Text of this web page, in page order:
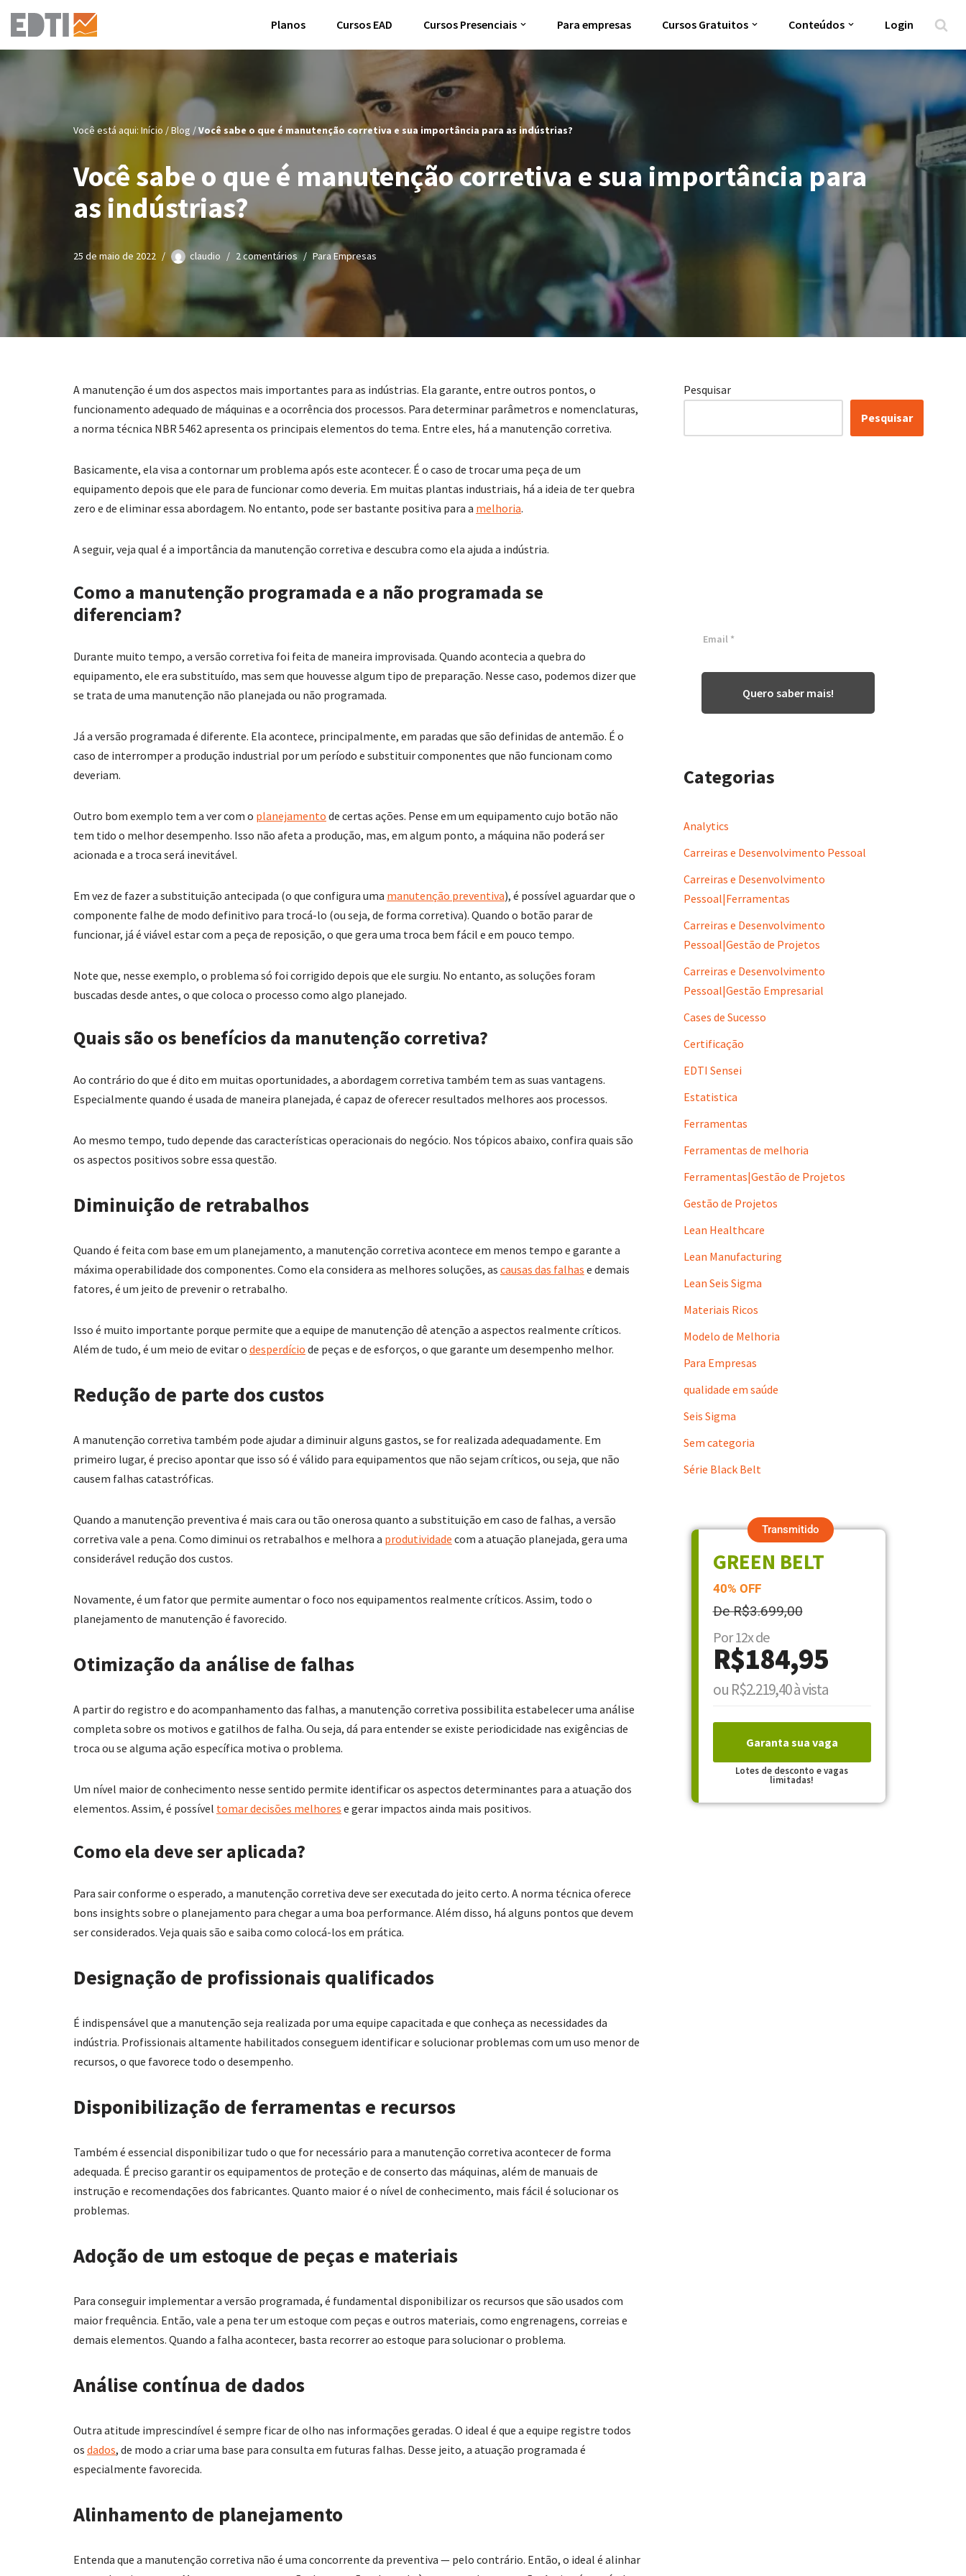
Pular
para
Planos Cursos EAD Cursos Presenciais Para empresas Cursos Gratuitos Conteúdos Login
Você está aqui: Início /Blog /Você sabe o que é manutenção corretiva e sua importância para as indústrias?
Você sabe o que é manutenção corretiva e sua importância para
as indústrias?
25 de maio de 2022 claudio 2 comentários Para Empresas
A manutenção é um dos aspectos mais importantes para as indústrias. Ela garante, entre outros pontos, o
funcionamento adequado de máquinas e a ocorrência dos processos. Para determinar parâmetros e nomenclaturas,
a norma técnica NBR 5462 apresenta os principais elementos do tema. Entre eles, há a manutenção corretiva.
Basicamente, ela visa a contornar um problema após este acontecer. É o caso de trocar uma peça de um
equipamento depois que ele para de funcionar como deveria. Em muitas plantas industriais, há a ideia de ter quebra
zero e de eliminar essa abordagem. No entanto, pode ser bastante positiva para a melhoria.
A seguir, veja qual é a importância da manutenção corretiva e descubra como ela ajuda a indústria.
Como a manutenção programada e a não programada se
diferenciam?
Durante muito tempo, a versão corretiva foi feita de maneira improvisada. Quando acontecia a quebra do
equipamento, ele era substituído, mas sem que houvesse algum tipo de preparação. Nesse caso, podemos dizer que
se trata de uma manutenção não planejada ou não programada.
Já a versão programada é diferente. Ela acontece, principalmente, em paradas que são definidas de antemão. É o
caso de interromper a produção industrial por um período e substituir componentes que não funcionam como
deveriam.
Outro bom exemplo tem a ver com o planejamento de certas ações. Pense em um equipamento cujo botão não
tem tido o melhor desempenho. Isso não afeta a produção, mas, em algum ponto, a máquina não poderá ser
acionada e a troca será inevitável.
Em vez de fazer a substituição antecipada (o que configura uma manutenção preventiva), é possível aguardar que o
componente falhe de modo definitivo para trocá-lo (ou seja, de forma corretiva). Quando o botão parar de
funcionar, já é viável estar com a peça de reposição, o que gera uma troca bem fácil e em pouco tempo.
Note que, nesse exemplo, o problema só foi corrigido depois que ele surgiu. No entanto, as soluções foram
buscadas desde antes, o que coloca o processo como algo planejado.
Quais são os benefícios da manutenção corretiva?
Ao contrário do que é dito em muitas oportunidades, a abordagem corretiva também tem as suas vantagens.
Especialmente quando é usada de maneira planejada, é capaz de oferecer resultados melhores aos processos.
Ao mesmo tempo, tudo depende das características operacionais do negócio. Nos tópicos abaixo, confira quais são
os aspectos positivos sobre essa questão.
Diminuição de retrabalhos
Quando é feita com base em um planejamento, a manutenção corretiva acontece em menos tempo e garante a
máxima operabilidade dos componentes. Como ela considera as melhores soluções, as causas das falhas e demais
fatores, é um jeito de prevenir o retrabalho.
Isso é muito importante porque permite que a equipe de manutenção dê atenção a aspectos realmente críticos.
Além de tudo, é um meio de evitar o desperdício de peças e de esforços, o que garante um desempenho melhor.
Redução de parte dos custos
A manutenção corretiva também pode ajudar a diminuir alguns gastos, se for realizada adequadamente. Em
primeiro lugar, é preciso apontar que isso só é válido para equipamentos que não sejam críticos, ou seja, que não
causem falhas catastróficas.
Quando a manutenção preventiva é mais cara ou tão onerosa quanto a substituição em caso de falhas, a versão
corretiva vale a pena. Como diminui os retrabalhos e melhora a produtividade com a atuação planejada, gera uma
considerável redução dos custos.
Novamente, é um fator que permite aumentar o foco nos equipamentos realmente críticos. Assim, todo o
planejamento de manutenção é favorecido.
Otimização da análise de falhas
A partir do registro e do acompanhamento das falhas, a manutenção corretiva possibilita estabelecer uma análise
completa sobre os motivos e gatilhos de falha. Ou seja, dá para entender se existe periodicidade nas exigências de
troca ou se alguma ação específica motiva o problema.
Um nível maior de conhecimento nesse sentido permite identificar os aspectos determinantes para a atuação dos
elementos. Assim, é possível tomar decisões melhores e gerar impactos ainda mais positivos.
Como ela deve ser aplicada?
Para sair conforme o esperado, a manutenção corretiva deve ser executada do jeito certo. A norma técnica oferece
bons insights sobre o planejamento para chegar a uma boa performance. Além disso, há alguns pontos que devem
ser considerados. Veja quais são e saiba como colocá-los em prática.
Designação de profissionais qualificados
É indispensável que a manutenção seja realizada por uma equipe capacitada e que conheça as necessidades da
indústria. Profissionais altamente habilitados conseguem identificar e solucionar problemas com um uso menor de
recursos, o que favorece todo o desempenho.
Disponibilização de ferramentas e recursos
Também é essencial disponibilizar tudo o que for necessário para a manutenção corretiva acontecer de forma
adequada. É preciso garantir os equipamentos de proteção e de conserto das máquinas, além de manuais de
instrução e recomendações dos fabricantes. Quanto maior é o nível de conhecimento, mais fácil é solucionar os
problemas.
Adoção de um estoque de peças e materiais
Para conseguir implementar a versão programada, é fundamental disponibilizar os recursos que são usados com
maior frequência. Então, vale a pena ter um estoque com peças e outros materiais, como engrenagens, correias e
demais elementos. Quando a falha acontecer, basta recorrer ao estoque para solucionar o problema.
Análise contínua de dados
Outra atitude imprescindível é sempre ficar de olho nas informações geradas. O ideal é que a equipe registre todos
os dados, de modo a criar uma base para consulta em futuras falhas. Desse jeito, a atuação programada é
especialmente favorecida.
Alinhamento de planejamento
Entenda que a manutenção corretiva não é uma concorrente da preventiva — pelo contrário. Então, o ideal é alinhar
Pesquisar
Pesquisar
Quero saber mais!
Categorias
Analytics
Carreiras e Desenvolvimento Pessoal
Carreiras e Desenvolvimento
Pessoal|Ferramentas
Carreiras e Desenvolvimento
Pessoal|Gestão de Projetos
Carreiras e Desenvolvimento
Pessoal|Gestão Empresarial
Cases de Sucesso
Certificação
EDTI Sensei
Estatistica
Ferramentas
Ferramentas de melhoria
Ferramentas|Gestão de Projetos
Gestão de Projetos
Lean Healthcare
Lean Manufacturing
Lean Seis Sigma
Materiais Ricos
Modelo de Melhoria
Para Empresas
qualidade em saúde
Seis Sigma
Sem categoria
Série Black Belt
Transmitido
GREEN BELT
40% OFF
De R$3.699,00
Por 12x de
R$184,95
ou R$2.219,40 à vista
Garanta sua vaga
Lotes de desconto e vagas
limitadas!